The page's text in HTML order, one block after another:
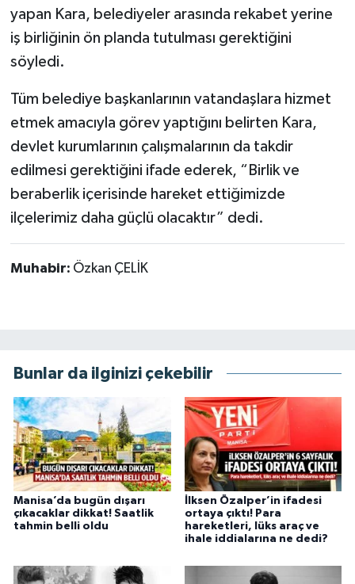
yapan Kara, belediyeler arasında rekabet yerine
iş birliğinin ön planda tutulması gerektiğini
söyledi.
Tüm belediye başkanlarının vatandaşlara hizmet
etmek amacıyla görev yaptığını belirten Kara,
devlet kurumlarının çalışmalarının da takdir
edilmesi gerektiğini ifade ederek, “Birlik ve
beraberlik içerisinde hareket ettiğimizde
ilçelerimiz daha güçlü olacaktır” dedi.
Muhabir: Özkan ÇELİK
Bunlar da ilginizi çekebilir
Manisa’da bugün dışarı
çıkacaklar dikkat! Saatlik
tahmin belli oldu
İlksen Özalper’in ifadesi
ortaya çıktı! Para
hareketleri, lüks araç ve
ihale iddialarına ne dedi?